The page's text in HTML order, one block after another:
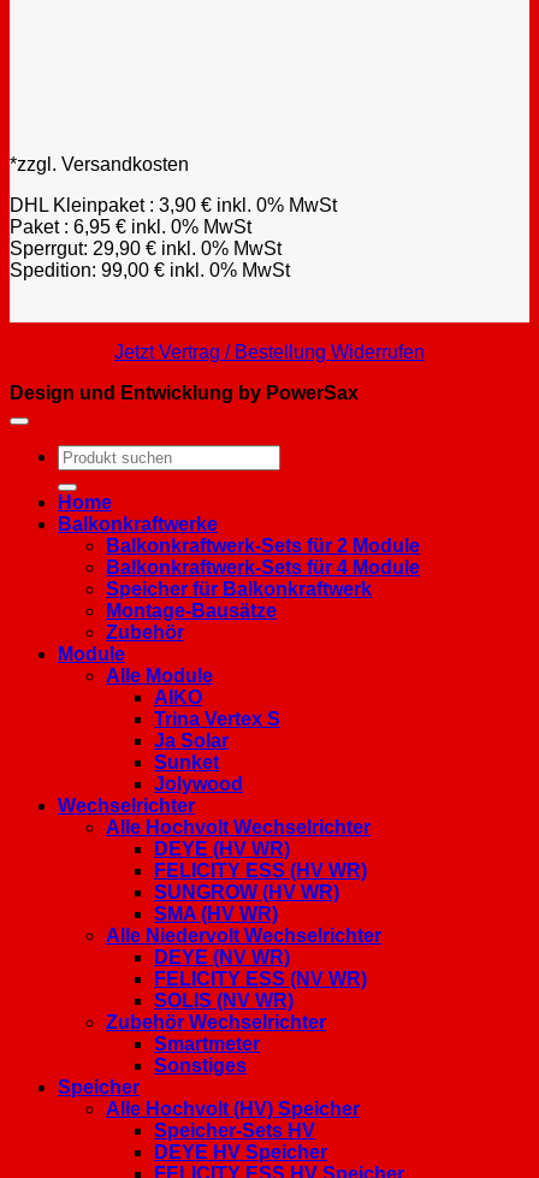
*zzgl. Versandkosten
DHL Kleinpaket : 3,90 € inkl. 0% MwSt
Paket : 6,95 € inkl. 0% MwSt
Sperrgut: 29,90 € inkl. 0% MwSt
Spedition: 99,00 € inkl. 0% MwSt
Jetzt Vertrag / Bestellung Widerrufen
Design und Entwicklung by PowerSax
Suchen
nach:
Home
Balkonkraftwerke
Balkonkraftwerk-Sets für 2 Module
Balkonkraftwerk-Sets für 4 Module
Speicher für Balkonkraftwerk
Montage-Bausätze
Zubehör
Module
Alle Module
AIKO
Trina Vertex S
Ja Solar
Sunket
Jolywood
Wechselrichter
Alle Hochvolt Wechselrichter
DEYE (HV WR)
FELICITY ESS (HV WR)
SUNGROW (HV WR)
SMA (HV WR)
Alle Niedervolt Wechselrichter
DEYE (NV WR)
FELICITY ESS (NV WR)
SOLIS (NV WR)
Zubehör Wechselrichter
Smartmeter
Sonstiges
Speicher
Alle Hochvolt (HV) Speicher
Speicher-Sets HV
DEYE HV Speicher
FELICITY ESS HV Speicher